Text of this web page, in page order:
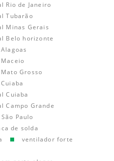
Rio de Janeiro
Tubarão
Minas Gerais
Belo horizonte
Grosso
Cuiaba
Campo Grande
Paulo
de solda
ventilador forte